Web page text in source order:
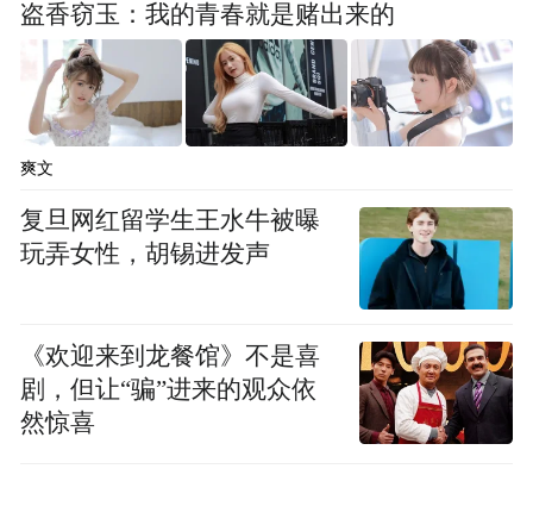
盗香窃玉：我的青春就是赌出来的
爽文
复旦网红留学生王水牛被曝
玩弄女性，胡锡进发声
《欢迎来到龙餐馆》不是喜
剧，但让“骗”进来的观众依
然惊喜